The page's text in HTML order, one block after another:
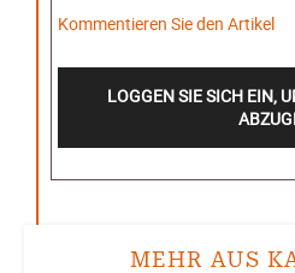
MEHR AUS
Kommentieren Sie den Artikel
LOGGEN SIE SICH EIN,